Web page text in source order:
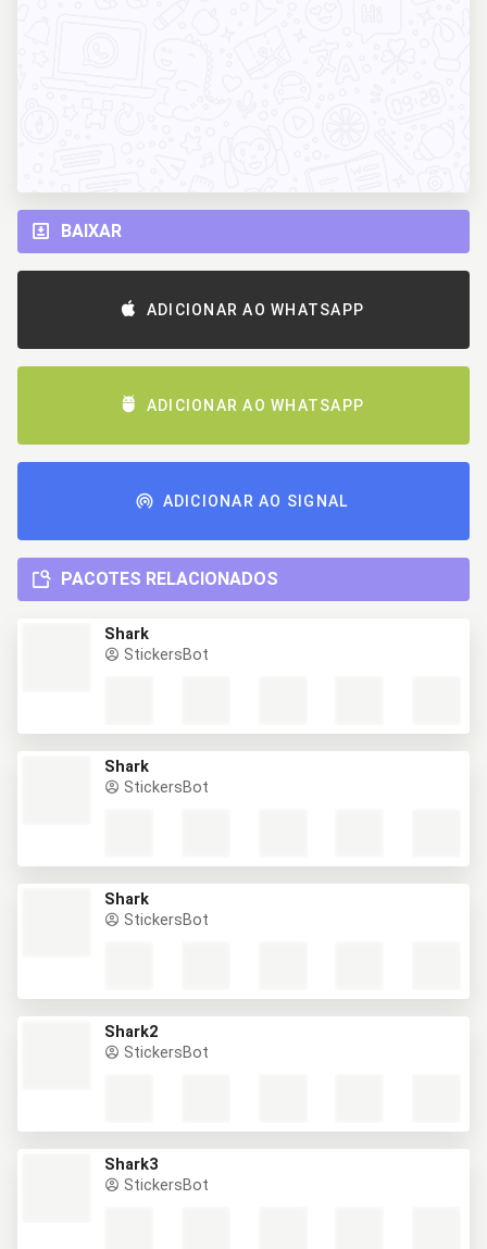
BAIXAR
ADICIONAR AO WHATSAPP
ADICIONAR AO WHATSAPP
ADICIONAR AO SIGNAL
PACOTES RELACIONADOS
Shark
StickersBot
Shark
StickersBot
Shark
StickersBot
Shark2
StickersBot
Shark3
StickersBot